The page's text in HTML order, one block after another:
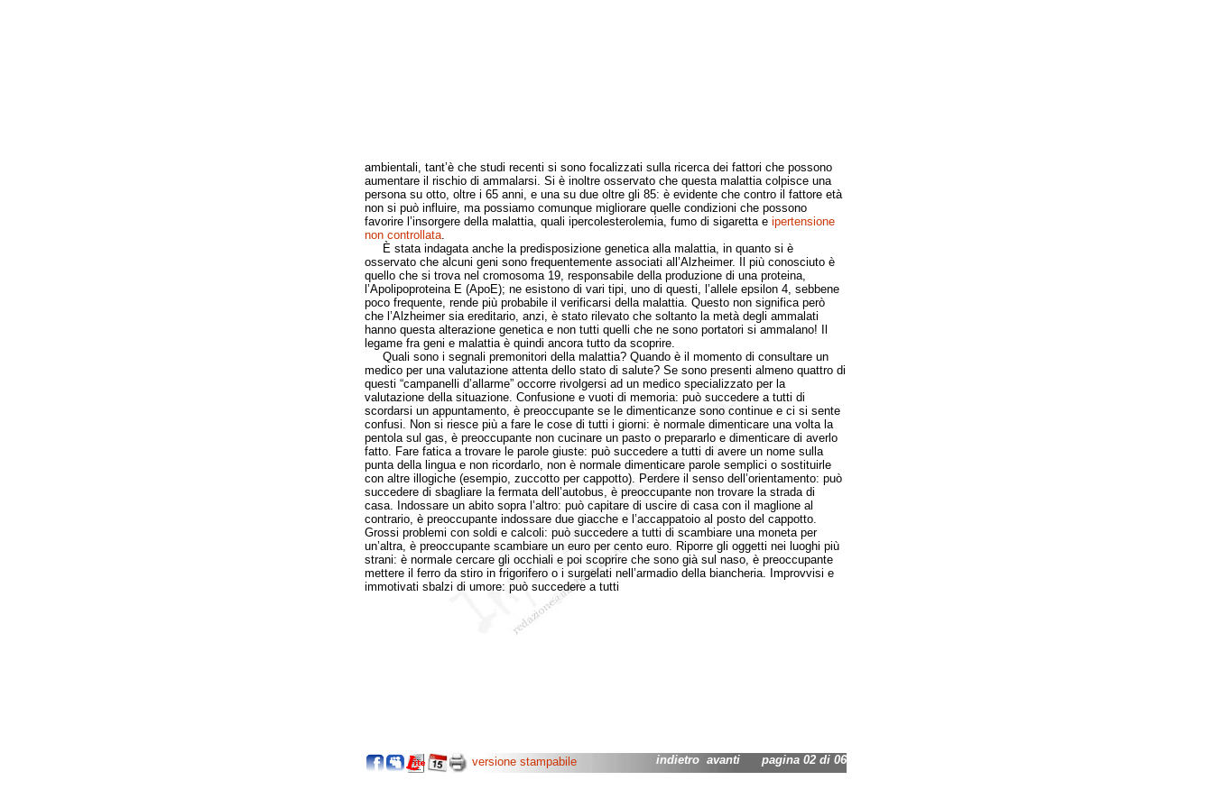
ambientali, tant’è che studi recenti si sono focalizzati sulla ricerca dei fattori che possono
aumentare il rischio di ammalarsi. Si è inoltre osservato che questa malattia colpisce una
persona su otto, oltre i 65 anni, e una su due oltre gli 85: è evidente che contro il fattore età
non si può influire, ma possiamo comunque migliorare quelle condizioni che possono
favorire l’insorgere della malattia, quali ipercolesterolemia, fumo di sigaretta e ipertensione
non controllata.
È stata indagata anche la predisposizione genetica alla malattia, in quanto si è
osservato che alcuni geni sono frequentemente associati all’Alzheimer. Il più conosciuto è
quello che si trova nel cromosoma 19, responsabile della produzione di una proteina,
l’Apolipoproteina E (ApoE); ne esistono di vari tipi, uno di questi, l’allele epsilon 4, sebbene
poco frequente, rende più probabile il verificarsi della malattia. Questo non significa però
che l’Alzheimer sia ereditario, anzi, è stato rilevato che soltanto la metà degli ammalati
hanno questa alterazione genetica e non tutti quelli che ne sono portatori si ammalano! Il
legame fra geni e malattia è quindi ancora tutto da scoprire.
Quali sono i segnali premonitori della malattia? Quando è il momento di consultare un
medico per una valutazione attenta dello stato di salute? Se sono presenti almeno quattro di
questi “campanelli d’allarme” occorre rivolgersi ad un medico specializzato per la
valutazione della situazione. Confusione e vuoti di memoria: può succedere a tutti di
scordarsi un appuntamento, è preoccupante se le dimenticanze sono continue e ci si sente
confusi. Non si riesce più a fare le cose di tutti i giorni: è normale dimenticare una volta la
pentola sul gas, è preoccupante non cucinare un pasto o prepararlo e dimenticare di averlo
fatto. Fare fatica a trovare le parole giuste: può succedere a tutti di avere un nome sulla
punta della lingua e non ricordarlo, non è normale dimenticare parole semplici o sostituirle
con altre illogiche (esempio, zuccotto per cappotto). Perdere il senso dell’orientamento: può
succedere di sbagliare la fermata dell’autobus, è preoccupante non trovare la strada di
casa. Indossare un abito sopra l’altro: può capitare di uscire di casa con il maglione al
contrario, è preoccupante indossare due giacche e l’accappatoio al posto del cappotto.
Grossi problemi con soldi e calcoli: può succedere a tutti di scambiare una moneta per
un’altra, è preoccupante scambiare un euro per cento euro. Riporre gli oggetti nei luoghi più
strani: è normale cercare gli occhiali e poi scoprire che sono già sul naso, è preoccupante
mettere il ferro da stiro in frigorifero o i surgelati nell’armadio della biancheria. Improvvisi e
immotivati sbalzi di umore: può succedere a tutti
versione stampabile indietro avantipagina 02 di 06